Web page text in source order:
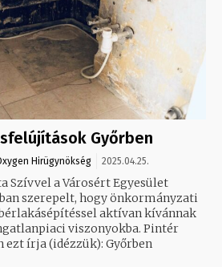
Győrben
Hirügynökség 2025.04.25.
Szívvel a Városért Egyesület
szerepelt, hogy önkormányzati
aktívan kívánnak
viszonyokba. Pintér
(idézzük): Győrben